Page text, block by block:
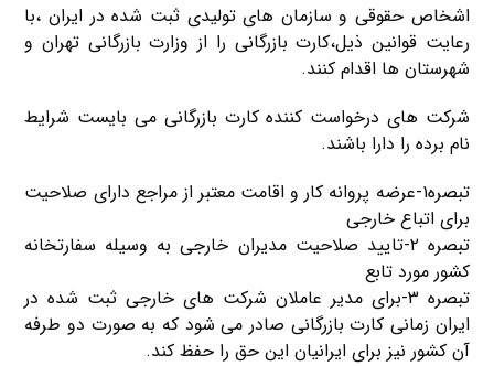
اشخاص حقوقی و سازمان های تولیدی ثبت شده در ایران ،با
رعایت قوانین ذیل،کارت بازرگانی را از وزارت بازرگانی تهران و
شهرستان ها اقدام کنند.
شرکت های درخواست کننده کارت بازرگانی می بایست شرایط
نام برده را دارا باشند.
تبصره۱-عرضه پروانه کار و اقامت معتبر از مراجع دارای صلاحیت
برای اتباع خارجی
تبصره ۲-تایید صلاحیت مدیران خارجی به وسیله سفارتخانه
کشور مورد تابع
تبصره ۳-برای مدیر عاملان شرکت های خارجی ثبت شده در
ایران زمانی کارت بازرگانی صادر می شود که به صورت دو طرفه
آن کشور نیز برای ایرانیان این حق را حفظ کند.